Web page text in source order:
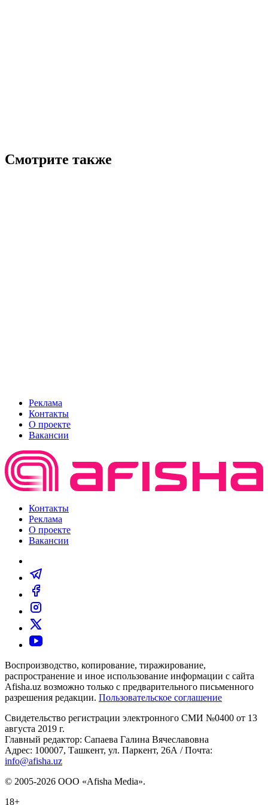
Смотрите также
Реклама
Контакты
О проекте
Вакансии
Контакты
Реклама
О проекте
Вакансии
Воспроизводство, копирование, тиражирование,
распространение и иное использование информации с сайта
Afisha.uz возможно только с предварительного письменного
разрешения редакции. Пользовательское соглашение
Свидетельство регистрации электронного СМИ №0400 от 13
августа 2019 г.
Главный редактор: Сапаева Галина Вячеславовна
Адрес: 100007, Ташкент, ул. Паркент, 26А / Почта:
info@afisha.uz
© 2005-2026 ООО «Afisha Media».
18+